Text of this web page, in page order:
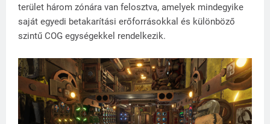
terület három zónára van felosztva, amelyek mindegyike
saját egyedi betakarítási erőforrásokkal és különböző
szintű COG egységekkel rendelkezik.